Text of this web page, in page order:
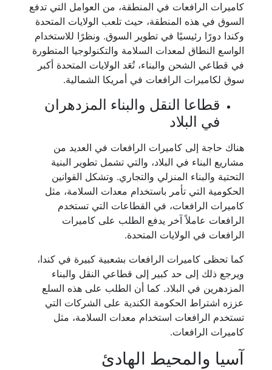
كاميرات الرافعات في المنطقة، من العوامل التي تدفع
السوق في هذه المنطقة، حيث تلعب الولايات المتحدة
وكندا دورًا رئيسيًا في تطوير السوق. ونظرًا للاستخدام
الواسع النطاق لمعدات السلامة والتكنولوجيا المتطورة
في قطاعي الشحن والبناء، تُعَد الولايات المتحدة أكبر
سوق لكاميرات الرافعات في أمريكا الشمالية.
قطاعا النقل والبناء المزدهران
في البلاد
هناك حاجة إلى كاميرات الرافعات في العديد من
مشاريع البناء في البلاد، والتي تشمل تطوير البنية
التحتية والبناء المنزلي والتجاري. وتشكل القوانين
الحكومية التي تأمر باستخدام معدات السلامة، مثل
كاميرات الرافعات، في القطاعات التي تستخدم
الرافعات عاملاً آخر يدفع الطلب على كاميرات
الرافعات في الولايات المتحدة.
كما تحظى كاميرات الرافعات بشعبية كبيرة في كندا،
ويرجع ذلك إلى حد كبير إلى قطاعي النقل والبناء
المزدهرين في البلاد. كما أن الطلب على هذه السلع
عززه اشتراط الحكومة الكندية على الشركات التي
تستخدم الرافعات استخدام معدات السلامة، مثل
كاميرات الرافعات.
آسيا والمحيط الهادئ